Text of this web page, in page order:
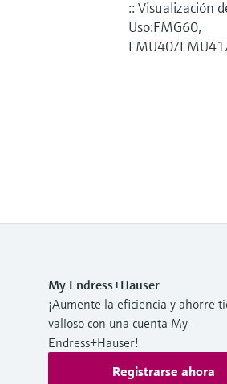
:: Visualización
Uso:FMG60,
FMU40/
My Endress+Hauser
¡Aumente la eficiencia y ahorre
valioso con una cuenta My
Endress+Hauser!
Registrarse ahora